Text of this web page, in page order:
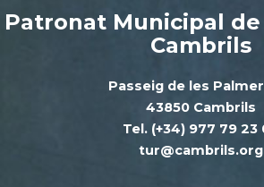
Patronat Municipal
Cambrils
Passeig de les
43850 Cambrils
Tel. (+34) 977 79 23
tur@cambrils.org